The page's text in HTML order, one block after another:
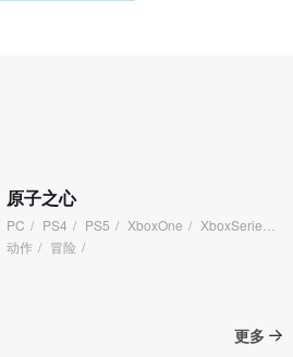
原子之心
PC / PS4 / PS5 / XboxOne / XboxSeries
动作 / 冒险 /
更多